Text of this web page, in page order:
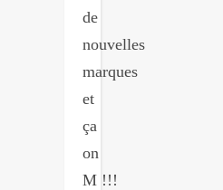
de
nouvelles
marques
et
ça
on
M !!!